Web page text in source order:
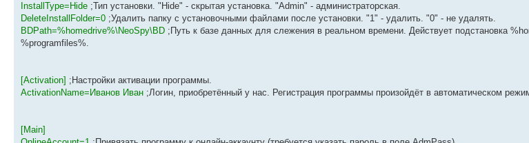
InstallType=Hide ;Тип установки. "Hide" - скрытая установка. "Admin" - администраторская.
DeleteInstallFolder=0 ;Удалить папку с установочными файлами после установки. "1" - удалить. "0" - не удалять.
BDPath=%homedrive%\NeoSpy\BD ;Путь к базе данных для слежения в реальном времени. Действует подстановка
%programfiles%.
[Activation] ;Настройки активации программы.
ActivationName=Иванов Иван ;Логин, приобретённый у нас. Регистрация программы произойдёт в автоматическом
[Main]